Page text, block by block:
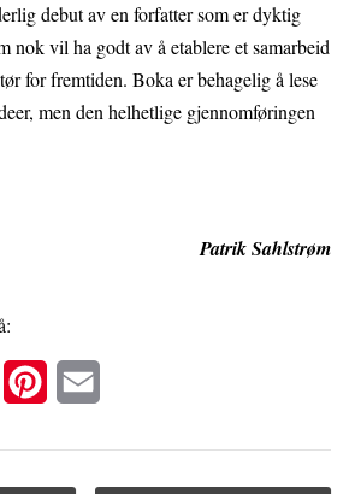
debut av en forfatter som er dyktig
nok vil ha godt av å etablere et samarbeid
for fremtiden. Boka er behagelig å lese
men den helhetlige gjennomføringen
Patrik Sahlstrøm